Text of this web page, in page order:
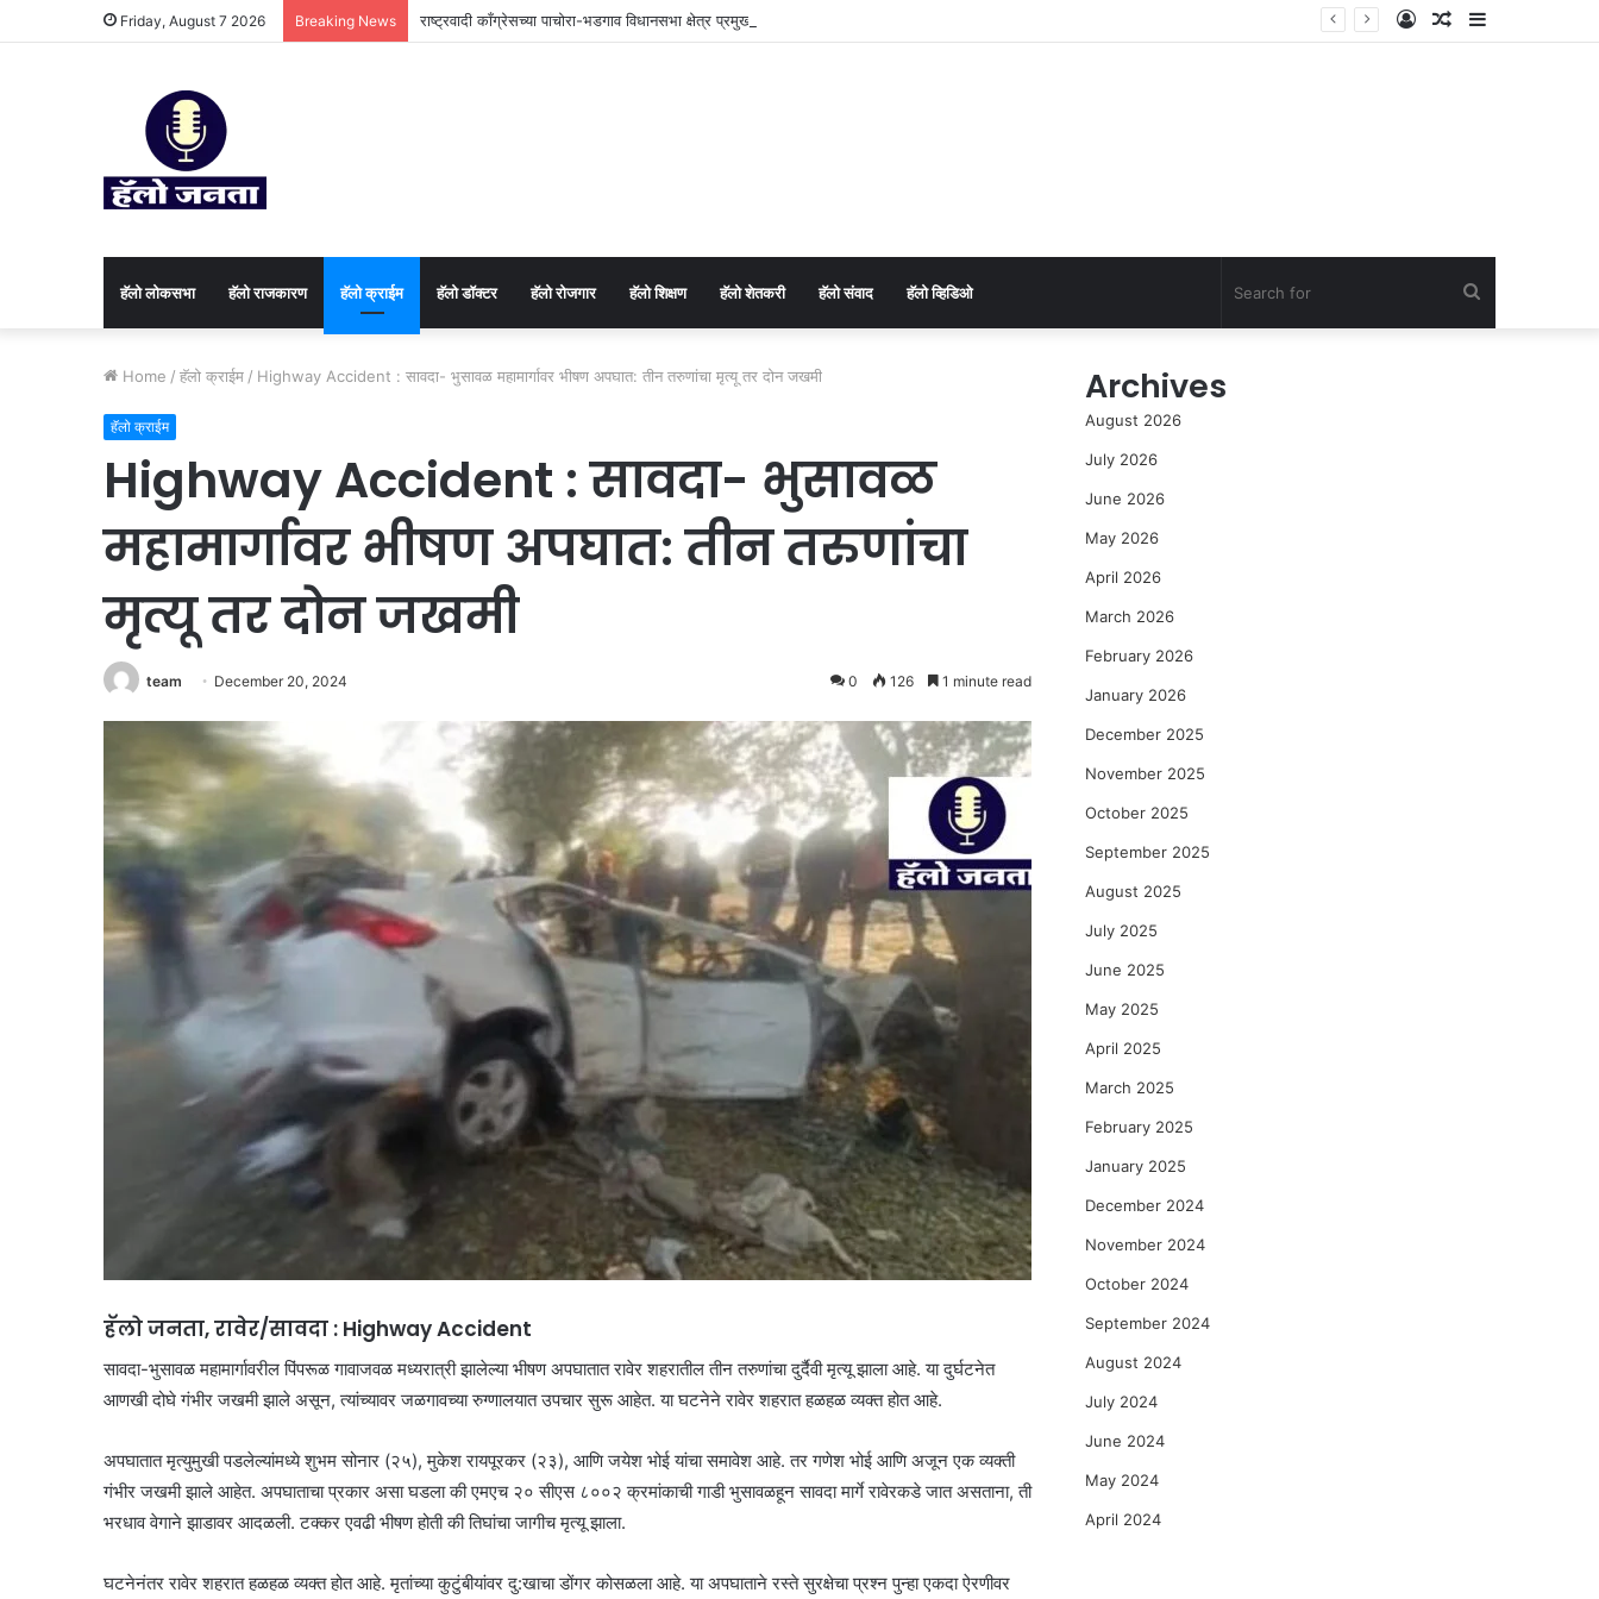
Friday, August 7 2026 Breaking News राष्ट्रवादी काँग्रेसच्या पाचोरा-भडगाव विधानसभा क्षेत्र प्रमुखपदी हर्षल पाटील यांची नियुक्ती. Sidebar
Random
Log
हॅलो लोकसभा हॅलो राजकारण ⁠हॅलो क्राईम हॅलो डॉक्टर ⁠हॅलो रोजगार हॅलो शिक्षण ⁠हॅलो शेतकरी ⁠हॅलो संवाद ⁠हॅलो व्हिडिओ
Home / ⁠हॅलो क्राईम / Highway Accident : सावदा- भुसावळ महामार्गावर भीषण अपघात: तीन तरुणांचा मृत्यू तर दोन जखमी
⁠हॅलो क्राईम
Highway Accident : सावदा- भुसावळ
महामार्गावर भीषण अपघात: तीन तरुणांचा
मृत्यू तर दोन जखमी
team December 20, 2024 0 126 1 minute read
हॅलो जनता, रावेर/सावदा : Highway Accident
सावदा-भुसावळ महामार्गावरील पिंपरूळ गावाजवळ मध्यरात्री झालेल्या भीषण अपघातात रावेर शहरातील तीन तरुणांचा दुर्दैवी मृत्यू झाला आहे. या दुर्घटनेत
आणखी दोघे गंभीर जखमी झाले असून, त्यांच्यावर जळगावच्या रुग्णालयात उपचार सुरू आहेत. या घटनेने रावेर शहरात हळहळ व्यक्त होत आहे.
अपघातात मृत्युमुखी पडलेल्यांमध्ये शुभम सोनार (२५), मुकेश रायपूरकर (२३), आणि जयेश भोई यांचा समावेश आहे. तर गणेश भोई आणि अजून एक व्यक्ती
गंभीर जखमी झाले आहेत. अपघाताचा प्रकार असा घडला की एमएच २० सीएस ८००२ क्रमांकाची गाडी भुसावळहून सावदा मार्गे रावेरकडे जात असताना, ती
भरधाव वेगाने झाडावर आदळली. टक्कर एवढी भीषण होती की तिघांचा जागीच मृत्यू झाला.
घटनेनंतर रावेर शहरात हळहळ व्यक्त होत आहे. मृतांच्या कुटुंबीयांवर दु:खाचा डोंगर कोसळला आहे. या अपघाताने रस्ते सुरक्षेचा प्रश्न पुन्हा एकदा ऐरणीवर
Archives
August 2026
July 2026
June 2026
May 2026
April 2026
March 2026
February 2026
January 2026
December 2025
November 2025
October 2025
September 2025
August 2025
July 2025
June 2025
May 2025
April 2025
March 2025
February 2025
January 2025
December 2024
November 2024
October 2024
September 2024
August 2024
July 2024
June 2024
May 2024
April 2024